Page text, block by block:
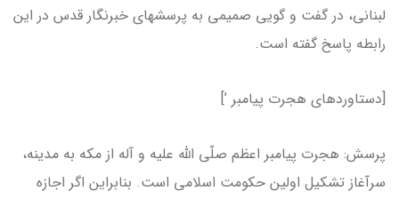
لبنانی، در گفت و گویی صمیمی به پرسش­های خبرنگار قدس در این
رابطه پاسخ گفته است.
[دستاوردهای هجرت پیامبر ’]
پرسش: هجرت پیامبر اعظم صلّی الله علیه و آله از مکه به مدینه،
سرآغاز تشکیل اولین حکومت اسلامی است. بنابراین اگر اجازه